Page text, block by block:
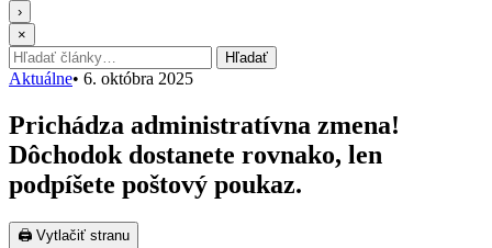
›
×
Hľadať: Hľadať
Aktuálne• 6. októbra 2025
Prichádza administratívna zmena!
Dôchodok dostanete rovnako, len
podpíšete poštový poukaz.
🖨 Vytlačiť stranu